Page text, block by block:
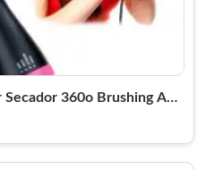
360o Brushing Anti